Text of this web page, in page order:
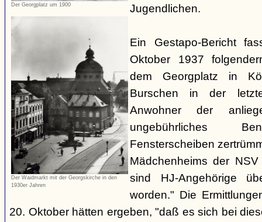
Der Georgplatz um 1900
Der Waidmarkt mit der Georgskirche in den
1930er Jahren
Jugendlichen.
Ein Gestapo-Bericht
Oktober 1937
dem Georgplatz in
Burschen in der
Anwohner der
ungebührliches
Fensterscheiben
Mädchenheims der
sind HJ-Angehörige
worden." Die
20. Oktober hätten ergeben, "daß es sich bei